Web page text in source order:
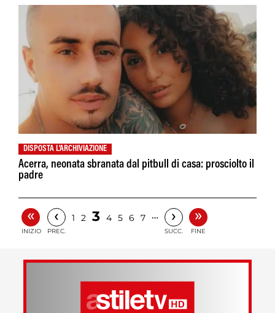
DISPOSTA L'ARCHIVIAZIONE
Acerra, neonata sbranata dal pitbull di casa: prosciolto il
padre
«
INIZIO
‹
PREC.
1 2 3 4 5 6 7 … ›
SUCC.
»
FINE